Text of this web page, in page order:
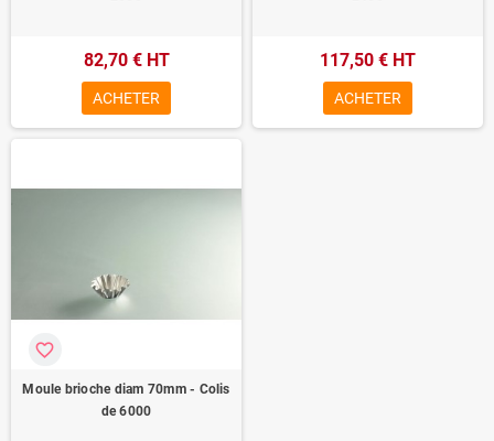
82,70 € HT
ACHETER
117,50 € HT
ACHETER
Moule brioche diam 70mm - Colis
de 6000
favorite_border